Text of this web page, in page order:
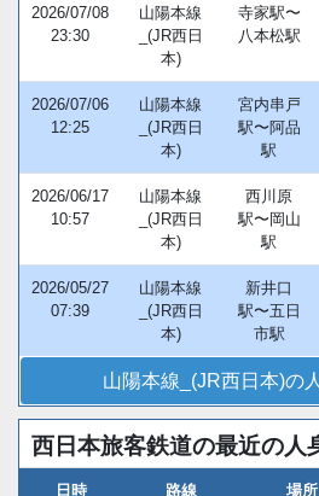
2026/07/08
23:30
山陽本線
_(JR西日
本)
寺家駅〜
八本松駅
2026/07/06
12:25
山陽本線
_(JR西日
本)
宮内串戸
駅〜阿品
駅
2026/06/17
10:57
山陽本線
_(JR西日
本)
西川原
駅〜岡山
駅
2026/05/27
07:39
山陽本線
_(JR西日
本)
新井口
駅〜五日
市駅
山陽本線_(JR西日本)の
西日本旅客鉄道の最近の人
日時 路線 場所